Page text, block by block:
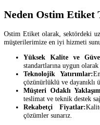
Neden Ostim Etiket
Ostim Etiket olarak, sektördeki
müşterilerimize en iyi hizmeti
Yüksek Kalite ve
standartlarına uygun
Teknolojik Yatırımlar:
çözünürlüklü ve dayanıklı
Müşteri Odaklı
teslimat ve teknik destek
Rekabetçi Fiyatlar:
çözümler sunarız.